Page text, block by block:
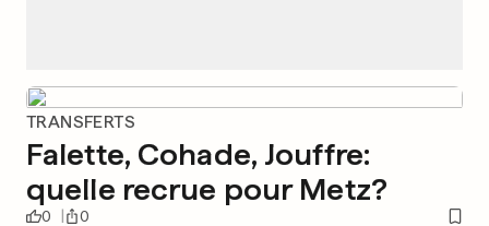
TRANSFERTS
Falette, Cohade, Jouffre:
quelle recrue pour Metz?
0 0